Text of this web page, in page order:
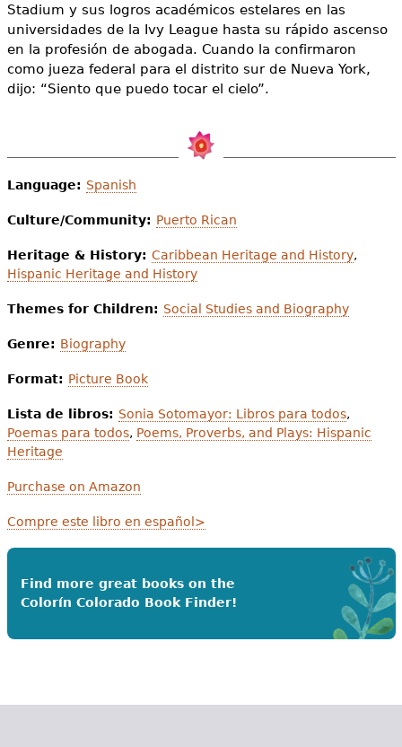
Stadium y sus logros académicos estelares en las
universidades de la Ivy League hasta su rápido ascenso
en la profesión de abogada. Cuando la confirmaron
como jueza federal para el distrito sur de Nueva York,
dijo: “Siento que puedo tocar el cielo”.
Language: Spanish
Culture/Community: Puerto Rican
Heritage & History: Caribbean Heritage and History,
Hispanic Heritage and History
Themes for Children: Social Studies and Biography
Genre: Biography
Format: Picture Book
Lista de libros: Sonia Sotomayor: Libros para todos,
Poemas para todos, Poems, Proverbs, and Plays: Hispanic
Heritage
Purchase on Amazon
Compre este libro en español>
Find more great books on the
Colorín Colorado Book Finder!